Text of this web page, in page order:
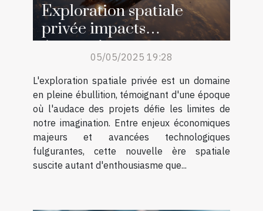
Exploration spatiale
privée impacts
économiques et
innovations
technologiques
05/05/2025 19:28
L'exploration spatiale privée est un domaine
en pleine ébullition, témoignant d'une époque
où l'audace des projets défie les limites de
notre imagination. Entre enjeux économiques
majeurs et avancées technologiques
fulgurantes, cette nouvelle ère spatiale
suscite autant d'enthousiasme que...